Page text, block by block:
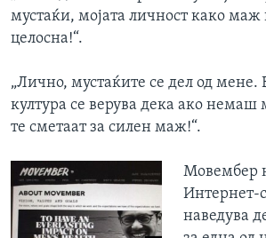
мустаќи, мојата личност како
целосна!“.
„Лично, мустаќите се дел од мене.
култура се верува дека ако немаш
те сметаат за силен маж!“.
Мовембер
Интернет-
наведува